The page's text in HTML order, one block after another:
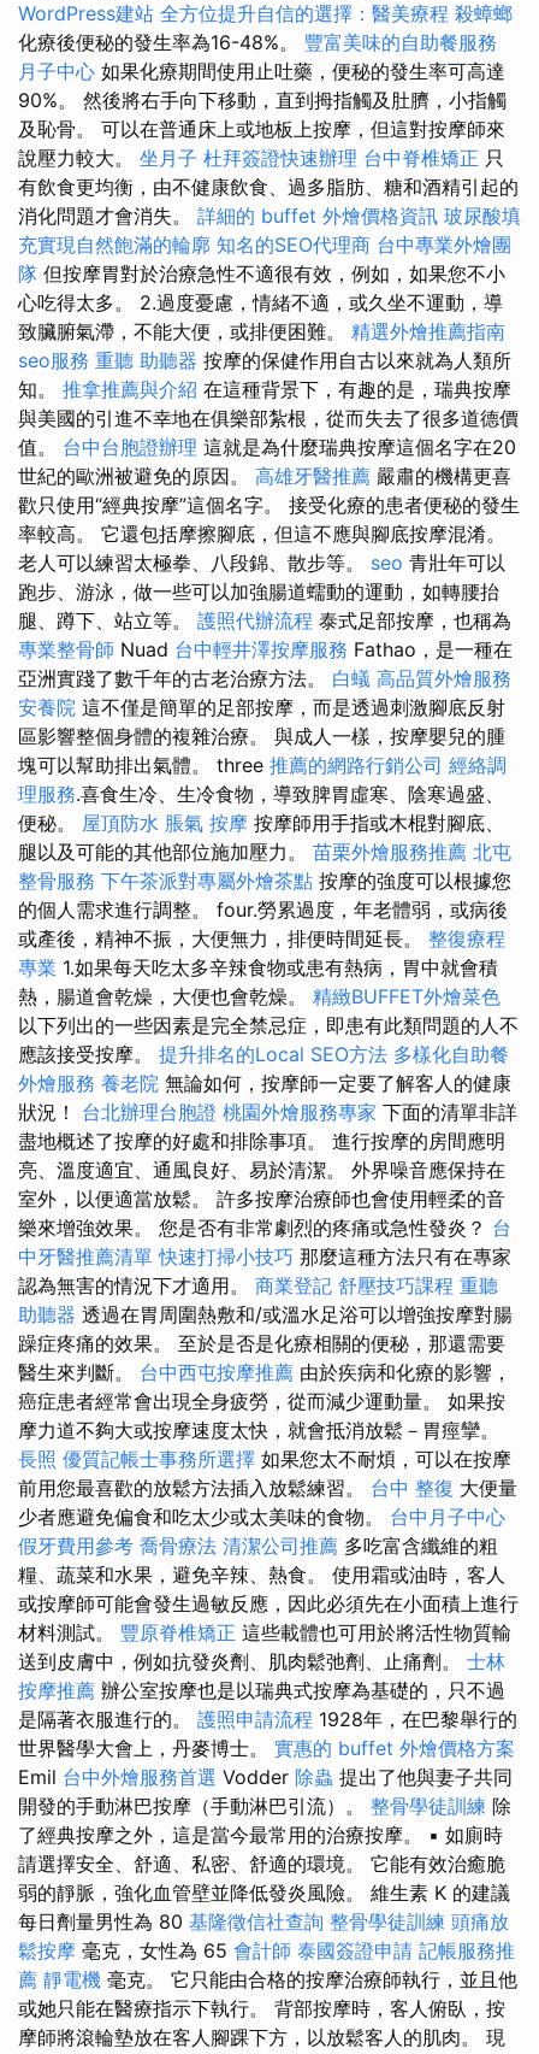
WordPress建站 全方位提升自信的選擇：醫美療程 殺蟑螂
化療後便秘的發生率為16-48%。 豐富美味的自助餐服務
月子中心 如果化療期間使用止吐藥，便秘的發生率可高達
90%。 然後將右手向下移動，直到拇指觸及肚臍，小指觸
及恥骨。 可以在普通床上或地板上按摩，但這對按摩師來
說壓力較大。 坐月子 杜拜簽證快速辦理 台中脊椎矯正 只
有飲食更均衡，由不健康飲食、過多脂肪、糖和酒精引起的
消化問題才會消失。 詳細的 buffet 外燴價格資訊 玻尿酸填
充實現自然飽滿的輪廓 知名的SEO代理商 台中專業外燴團
隊 但按摩胃對於治療急性不適很有效，例如，如果您不小
心吃得太多。 2.過度憂慮，情緒不適，或久坐不運動，導
致臟腑氣滯，不能大便，或排便困難。 精選外燴推薦指南
seo服務 重聽 助聽器 按摩的保健作用自古以來就為人類所
知。 推拿推薦與介紹 在這種背景下，有趣的是，瑞典按摩
與美國的引進不幸地在俱樂部紮根，從而失去了很多道德價
值。 台中台胞證辦理 這就是為什麼瑞典按摩這個名字在20
世紀的歐洲被避免的原因。 高雄牙醫推薦 嚴肅的機構更喜
歡只使用“經典按摩”這個名字。 接受化療的患者便秘的發生
率較高。 它還包括摩擦腳底，但這不應與腳底按摩混淆。
老人可以練習太極拳、八段錦、散步等。 seo 青壯年可以
跑步、游泳，做一些可以加強腸道蠕動的運動，如轉腰抬
腿、蹲下、站立等。 護照代辦流程 泰式足部按摩，也稱為
專業整骨師 Nuad 台中輕井澤按摩服務 Fathao，是一種在
亞洲實踐了數千年的古老治療方法。 白蟻 高品質外燴服務
安養院 這不僅是簡單的足部按摩，而是透過刺激腳底反射
區影響整個身體的複雜治療。 與成人一樣，按摩嬰兒的腫
塊可以幫助排出氣體。 three 推薦的網路行銷公司 經絡調
理服務.喜食生冷、生冷食物，導致脾胃虛寒、陰寒過盛、
便秘。 屋頂防水 脹氣 按摩 按摩師用手指或木棍對腳底、
腿以及可能的其他部位施加壓力。 苗栗外燴服務推薦 北屯
整骨服務 下午茶派對專屬外燴茶點 按摩的強度可以根據您
的個人需求進行調整。 four.勞累過度，年老體弱，或病後
或產後，精神不振，大便無力，排便時間延長。 整復療程
專業 1.如果每天吃太多辛辣食物或患有熱病，胃中就會積
熱，腸道會乾燥，大便也會乾燥。 精緻BUFFET外燴菜色
以下列出的一些因素是完全禁忌症，即患有此類問題的人不
應該接受按摩。 提升排名的Local SEO方法 多樣化自助餐
外燴服務 養老院 無論如何，按摩師一定要了解客人的健康
狀況！ 台北辦理台胞證 桃園外燴服務專家 下面的清單非詳
盡地概述了按摩的好處和排除事項。 進行按摩的房間應明
亮、溫度適宜、通風良好、易於清潔。 外界噪音應保持在
室外，以便適當放鬆。 許多按摩治療師也會使用輕柔的音
樂來增強效果。 您是否有非常劇烈的疼痛或急性發炎？ 台
中牙醫推薦清單 快速打掃小技巧 那麼這種方法只有在專家
認為無害的情況下才適用。 商業登記 舒壓技巧課程 重聽
助聽器 透過在胃周圍熱敷和/或溫水足浴可以增強按摩對腸
躁症疼痛的效果。 至於是否是化療相關的便秘，那還需要
醫生來判斷。 台中西屯按摩推薦 由於疾病和化療的影響，
癌症患者經常會出現全身疲勞，從而減少運動量。 如果按
摩力道不夠大或按摩速度太快，就會抵消放鬆－胃痙攣。
長照 優質記帳士事務所選擇 如果您太不耐煩，可以在按摩
前用您最喜歡的放鬆方法插入放鬆練習。 台中 整復 大便量
少者應避免偏食和吃太少或太美味的食物。 台中月子中心
假牙費用參考 喬骨療法 清潔公司推薦 多吃富含纖維的粗
糧、蔬菜和水果，避免辛辣、熱食。 使用霜或油時，客人
或按摩師可能會發生過敏反應，因此必須先在小面積上進行
材料測試。 豐原脊椎矯正 這些載體也可用於將活性物質輸
送到皮膚中，例如抗發炎劑、肌肉鬆弛劑、止痛劑。 士林
按摩推薦 辦公室按摩也是以瑞典式按摩為基礎的，只不過
是隔著衣服進行的。 護照申請流程 1928年，在巴黎舉行的
世界醫學大會上，丹麥博士。 實惠的 buffet 外燴價格方案
Emil 台中外燴服務首選 Vodder 除蟲 提出了他與妻子共同
開發的手動淋巴按摩（手動淋巴引流）。 整骨學徒訓練 除
了經典按摩之外，這是當今最常用的治療按摩。 ▪ 如廁時
請選擇安全、舒適、私密、舒適的環境。 它能有效治癒脆
弱的靜脈，強化血管壁並降低發炎風險。 維生素 K 的建議
每日劑量男性為 80 基隆徵信社查詢 整骨學徒訓練 頭痛放
鬆按摩 毫克，女性為 65 會計師 泰國簽證申請 記帳服務推
薦 靜電機 毫克。 它只能由合格的按摩治療師執行，並且他
或她只能在醫療指示下執行。 背部按摩時，客人俯臥，按
摩師將滾輪墊放在客人腳踝下方，以放鬆客人的肌肉。 現